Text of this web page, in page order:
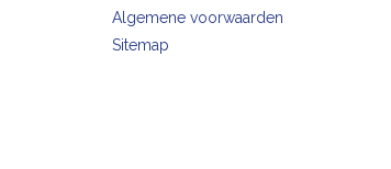
Algemene voorwaarden
Sitemap